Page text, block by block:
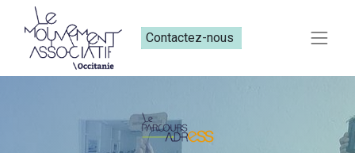
Contactez-nous​​